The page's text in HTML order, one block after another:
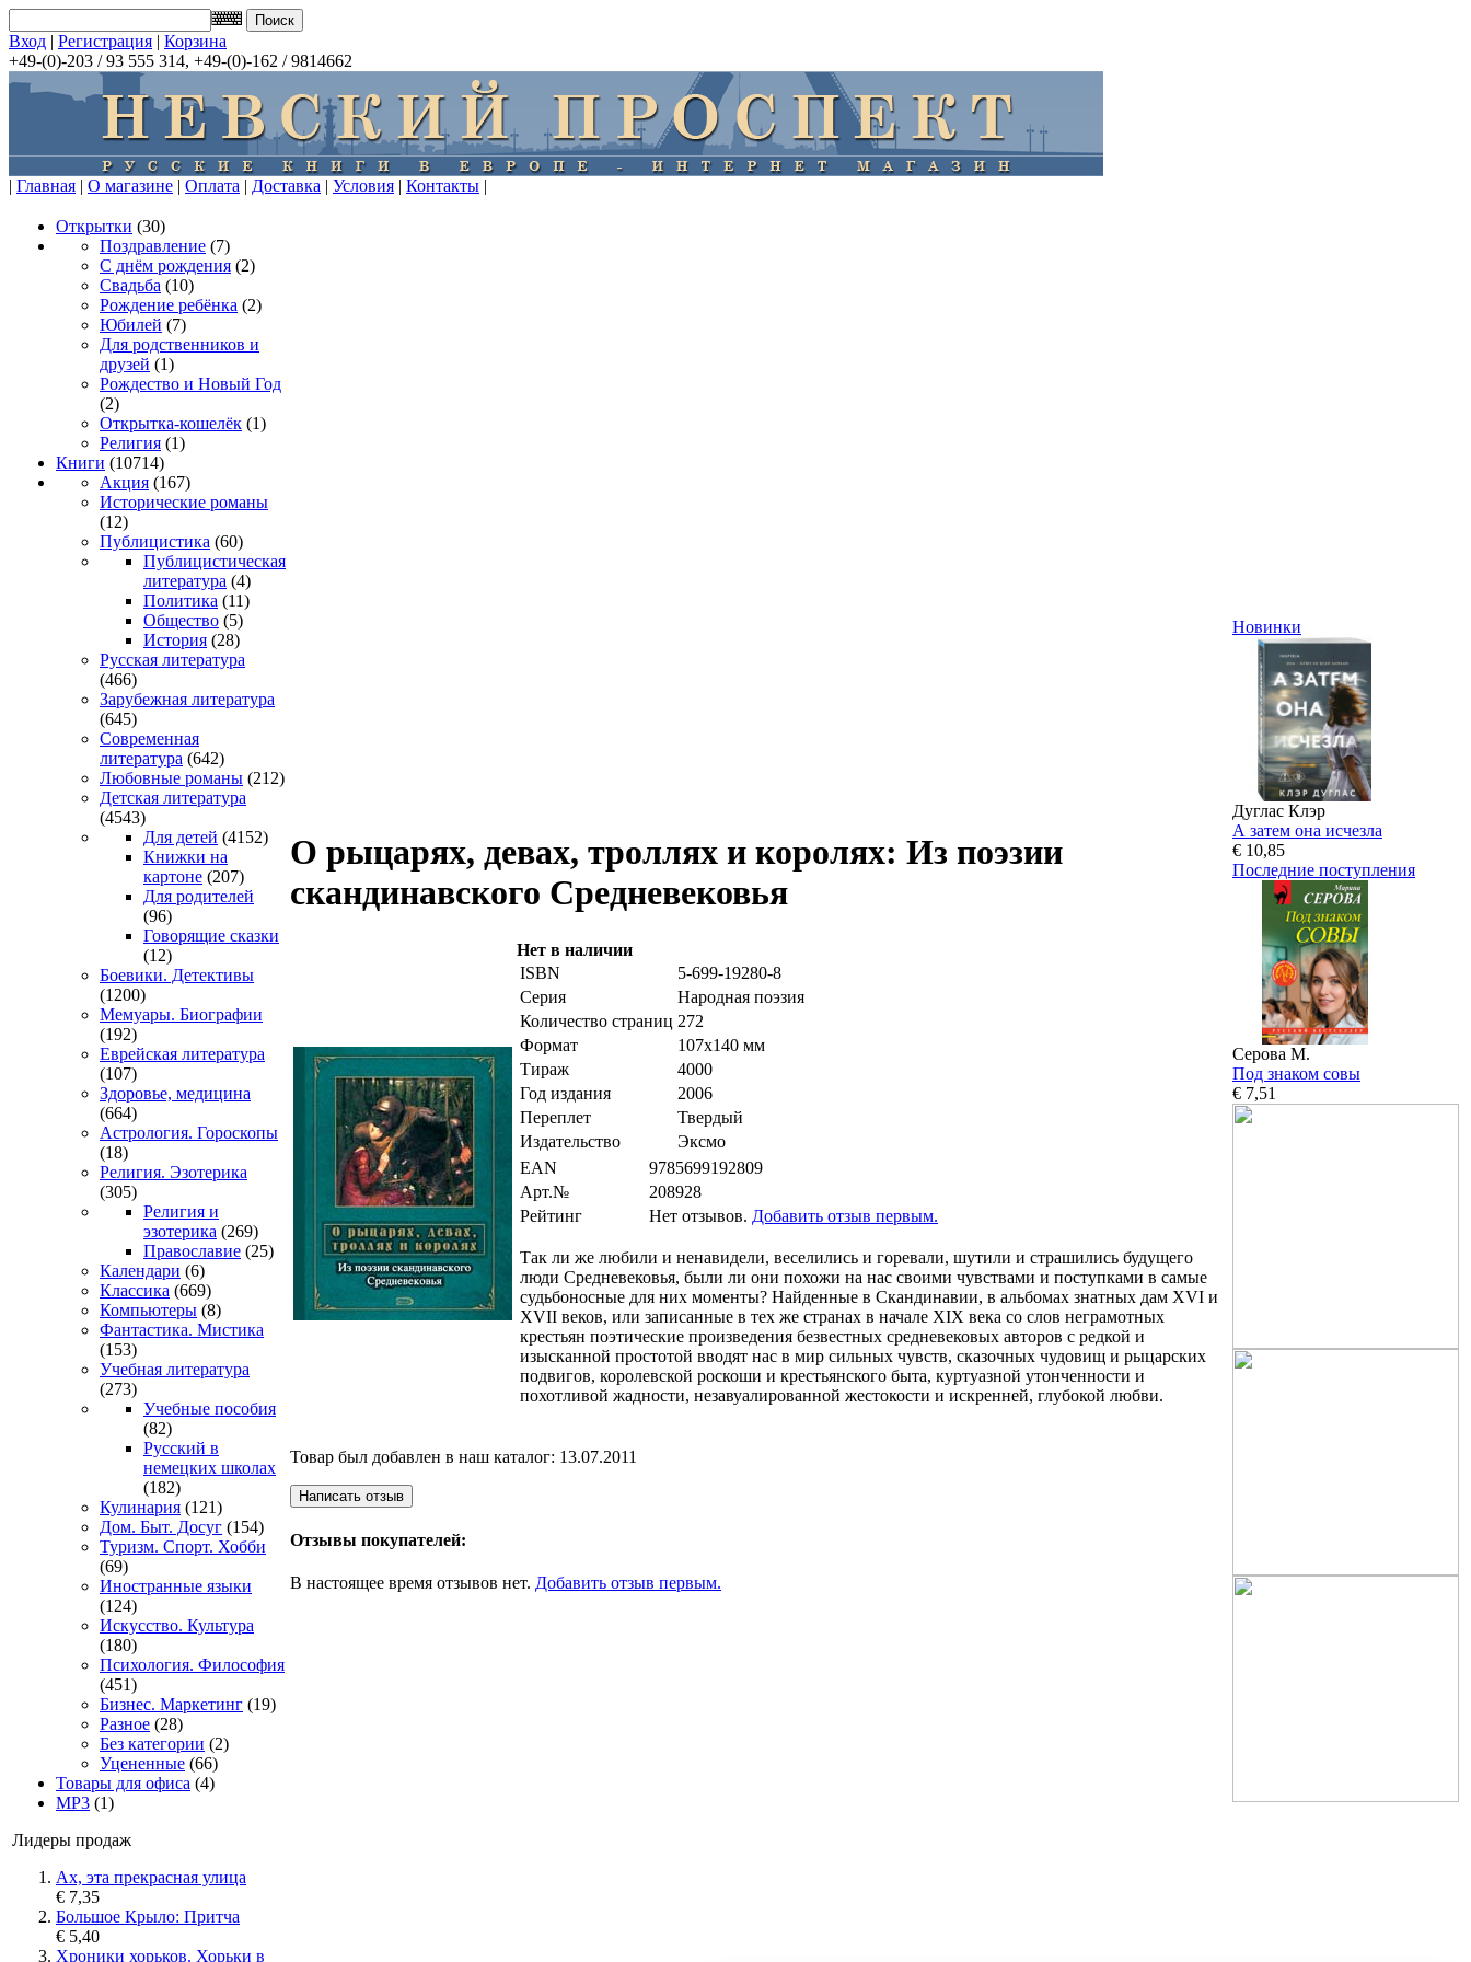
Вход | Регистрация | Корзина
+49-(0)-203 / 93 555 314, +49-(0)-162 / 9814662
| Главная | О магазине | Оплата | Доставка | Условия | Контакты |
Открытки (30)
Поздравление (7)
С днём рождения (2)
Свадьба (10)
Рождение ребёнка (2)
Юбилей (7)
Для родственников и
друзей (1)
Рождество и Новый Год
(2)
Открытка-кошелёк (1)
Религия (1)
Книги (10714)
Акция (167)
Исторические романы
(12)
Публицистика (60)
Публицистическая
литература (4)
Политика (11)
Общество (5)
История (28)
Русская литература
(466)
Зарубежная литература
(645)
Современная
литература (642)
Любовные романы (212)
Детская литература
(4543)
Для детей (4152)
Книжки на
картоне (207)
Для родителей
(96)
Говорящие сказки
(12)
Боевики. Детективы
(1200)
Мемуары. Биографии
(192)
Еврейская литература
(107)
Здоровье, медицина
(664)
Астрология. Гороскопы
(18)
Религия. Эзотерика
(305)
Религия и
эзотерика (269)
Православие (25)
Календари (6)
Классика (669)
Компьютеры (8)
Фантастика. Мистика
(153)
Учебная литература
(273)
Учебные пособия
(82)
Русский в
немецких школах
(182)
Кулинария (121)
Дом. Быт. Досуг (154)
Туризм. Спорт. Хобби
(69)
Иностранные языки
(124)
Искусство. Культура
(180)
Психология. Философия
(451)
Бизнес. Маркетинг (19)
Разное (28)
Без категории (2)
Уцененные (66)
Товары для офиса (4)
MP3 (1)
Лидеры продаж
Ах, эта прекрасная улица
€ 7,35
Большое Крыло: Притча
€ 5,40
Хроники хорьков. Хорьки в
О рыцарях, девах, троллях и королях: Из поэзии
скандинавского Средневековья
Нет в наличии
ISBN
5-699-19280-8
Серия
Народная поэзия
Количество страниц 272
Формат
107x140 мм
Тираж
4000
Год издания
2006
Переплет
Твердый
Издательство
Эксмо
EAN
9785699192809
Арт.№
208928
Рейтинг
Нет отзывов. Добавить отзыв первым.
Так ли же любили и ненавидели, веселились и горевали, шутили и страшились будущего
люди Средневековья, были ли они похожи на нас своими чувствами и поступками в самые
судьбоносные для них моменты? Найденные в Скандинавии, в альбомах знатных дам XVI и
XVII веков, или записанные в тех же странах в начале XIX века со слов неграмотных
крестьян поэтические произведения безвестных средневековых авторов с редкой и
изысканной простотой вводят нас в мир сильных чувств, сказочных чудовищ и рыцарских
подвигов, королевской роскоши и крестьянского быта, куртуазной утонченности и
похотливой жадности, незавуалированной жестокости и искренней, глубокой любви.
Товар был добавлен в наш каталог: 13.07.2011
Отзывы покупателей:
В настоящее время отзывов нет. Добавить отзыв первым.
Новинки
Дуглас Клэр
А затем она исчезла
€ 10,85
Последние поступления
Серова М.
Под знаком совы
€ 7,51